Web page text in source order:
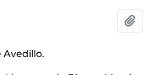
Avedillo.